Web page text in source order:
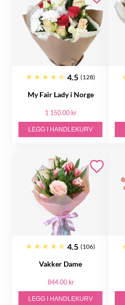
4.5 (128)
My Fair Lady i Norge
1 150.00 kr
LEGG I HANDLEKURV
4.5 (106)
Vakker Dame
844.00 kr
LEGG I HANDLEKURV